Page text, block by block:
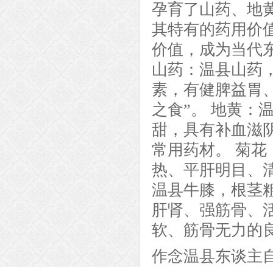
孕育了山药、地
其特有的药用价
价值，成为当代
山药：温县山药
素，有健脾益胃
之食”。 地黄：
甜，具有补血滋
常用药材。 菊
热、平肝明目、
温县牛膝，根茎
肝肾、强筋骨、
软、筋骨无力的
作念温县东谈主